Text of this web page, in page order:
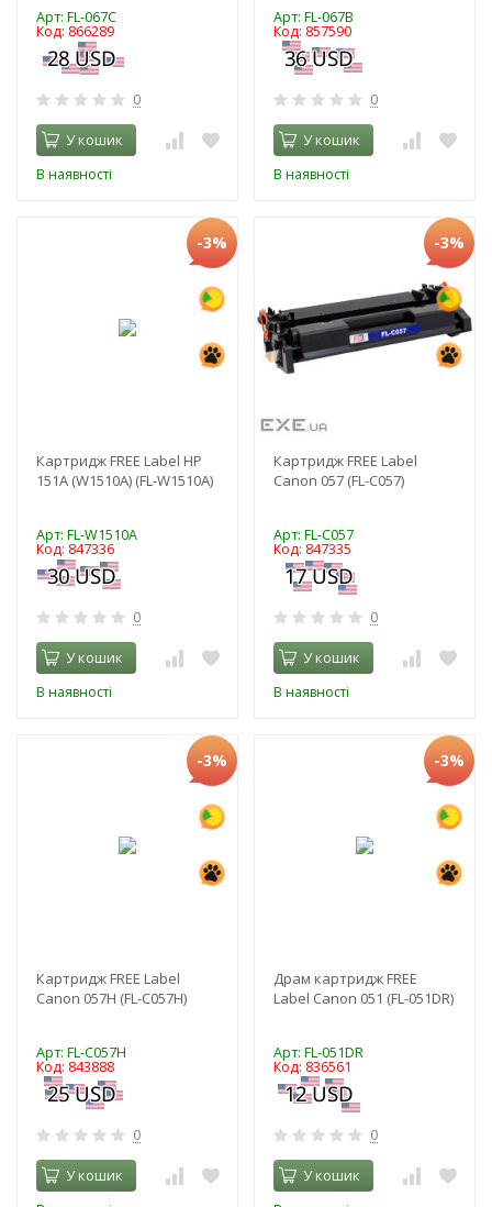
Арт: FL-067C
Код: 866289
0
У кошик
В наявності
Арт: FL-067B
Код: 857590
0
У кошик
В наявності
-3%
Картридж FREE Label HP
151A (W1510A) (FL-W1510A)
Арт: FL-W1510A
Код: 847336
0
У кошик
В наявності
-3%
Картридж FREE Label
Canon 057 (FL-С057)
Арт: FL-С057
Код: 847335
0
У кошик
В наявності
-3%
Картридж FREE Label
Canon 057H (FL-C057H)
Арт: FL-C057H
Код: 843888
0
У кошик
-3%
Драм картридж FREE
Label Canon 051 (FL-051DR)
Арт: FL-051DR
Код: 836561
0
У кошик